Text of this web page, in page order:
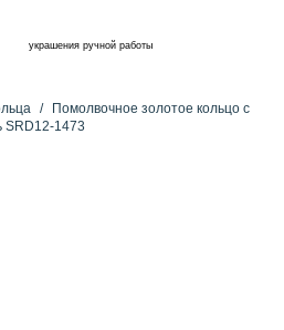
украшения ручной работы
Помолвочное золотое кольцо с
SRD12-1473